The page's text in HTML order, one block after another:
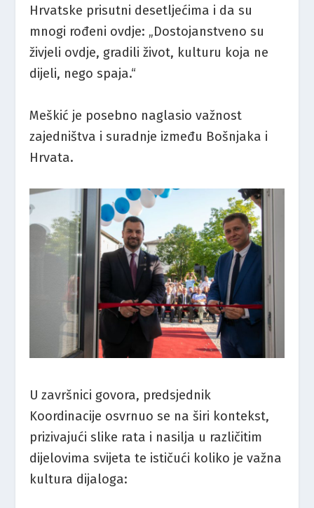
Hrvatske prisutni desetljećima i da su
mnogi rođeni ovdje: „Dostojanstveno su
živjeli ovdje, gradili život, kulturu koja ne
dijeli, nego spaja.“
Meškić je posebno naglasio važnost
zajedništva i suradnje između Bošnjaka i
Hrvata.
U završnici govora, predsjednik
Koordinacije osvrnuo se na širi kontekst,
prizivajući slike rata i nasilja u različitim
dijelovima svijeta te ističući koliko je važna
kultura dijaloga: